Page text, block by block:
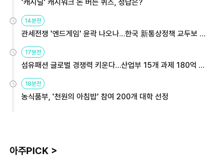
'캐시딜' 캐시워크 돈 버는 퀴즈, 정답은?
14분전
관세전쟁 '엔드게임' 윤곽 나오나…한국 新통상정책 교두보 활
용해야
17분전
섬유패션 글로벌 경쟁력 키운다…산업부 15개 과제 180억 지
원
18분전
농식품부, '천원의 아침밥' 참여 200개 대학 선정
아주PICK >